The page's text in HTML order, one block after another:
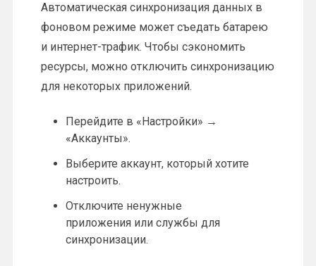
Автоматическая синхронизация данных в
фоновом режиме может съедать батарею
и интернет-трафик. Чтобы сэкономить
ресурсы, можно отключить синхронизацию
для некоторых приложений.
Перейдите в «Настройки» →
«Аккаунты».
Выберите аккаунт, который хотите
настроить.
Отключите ненужные
приложения или службы для
синхронизации.